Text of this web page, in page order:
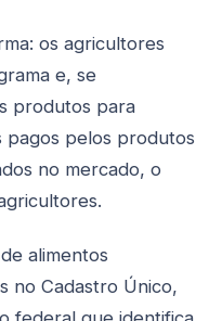
os agricultores
e, se
produtos para
pagos pelos produtos
no mercado, o
alimentos
no Cadastro Único,